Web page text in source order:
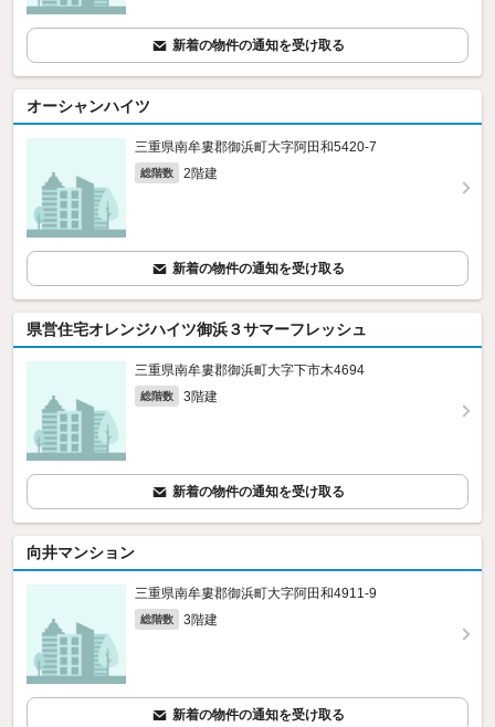
新着の物件の通知を受け取る
オーシャンハイツ
三重県南牟婁郡御浜町大字阿田和5420‐7
総階数 2階建
新着の物件の通知を受け取る
県営住宅オレンジハイツ御浜３サマーフレッシュ
三重県南牟婁郡御浜町大字下市木4694
総階数 3階建
新着の物件の通知を受け取る
向井マンション
三重県南牟婁郡御浜町大字阿田和4911‐9
総階数 3階建
新着の物件の通知を受け取る